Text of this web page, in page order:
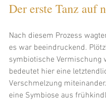
Der erste Tanz auf
Nach diesem Prozess
es war beeindruckend.
symbiotische Vermischung
bedeutet hier eine
Verschmelzung
eine Symbiose aus